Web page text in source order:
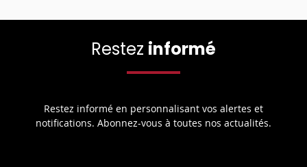
Restez informé
Restez informé en personnalisant vos alertes et
notifications. Abonnez-vous à toutes nos actualités.